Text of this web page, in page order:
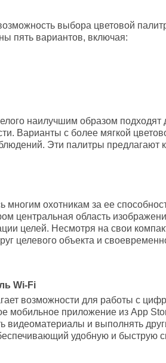
выбора цветовой
пять вариантов, включая:
наилучшим образом
Варианты с более мягкой
Эти палитры
многим охотникам за ее
центральная область
целей. Несмотря на свои
целевого объекта и
Wi-Fi
возможности для работы с
мобильное приложение из App
видеоматериалы и выполнять
удобную и быструю